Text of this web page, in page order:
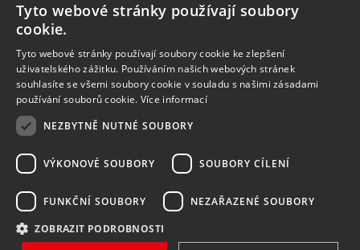
VŠE O NÁKUPU
O nás
Obchodní podmínky
Reklamační řád
Vrácení zboží
Zpracování osobních údajů
Způsoby dopravy
Tyto webové stránky používají soubory
cookie.
Tyto webové stránky používají soubory cookie ke zlepšení
uživatelského zážitku. Používáním našich webových stránek
souhlasíte se všemi soubory cookie v souladu s našimi zásadami
používání souborů cookie. Více informací
NEZBYTNĚ NUTNÉ SOUBORY
VÝKONOVÉ SOUBORY SOUBORY CÍLENÍ
FUNKČNÍ SOUBORY NEZAŘAZENÉ SOUBORY
ZOBRAZIT PODROBNOSTI